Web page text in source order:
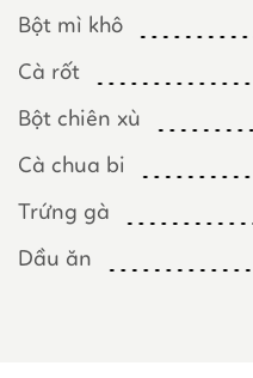
Bột mì khô
Cà rốt
Bột chiên xù
Cà chua bi
Trứng gà
Dầu ăn